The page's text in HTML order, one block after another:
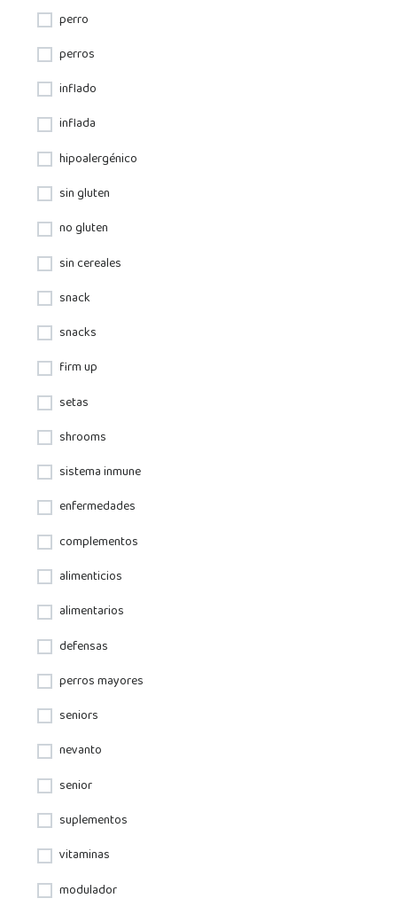
perro
perros
inflado
inflada
hipoalergénico
sin gluten
no gluten
sin cereales
snack
snacks
firm up
setas
shrooms
sistema inmune
enfermedades
complementos
alimenticios
alimentarios
defensas
perros mayores
seniors
nevanto
senior
suplementos
vitaminas
modulador